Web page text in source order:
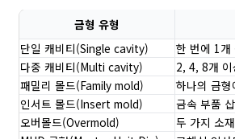
금형 유형
단일 캐비티(Single cavity)
한 번에 1개
다중 캐비티(Multi cavity)
2, 4, 8개
패밀리 몰드(Family mold)
하나의 금
인서트 몰드(Insert mold)
금속 부품
오버몰드(Overmold)
두 가지 소